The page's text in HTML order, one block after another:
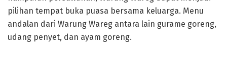
pilihan tempat buka puasa bersama keluarga. Menu
andalan dari Warung Wareg antara lain gurame goreng,
udang penyet, dan ayam goreng.